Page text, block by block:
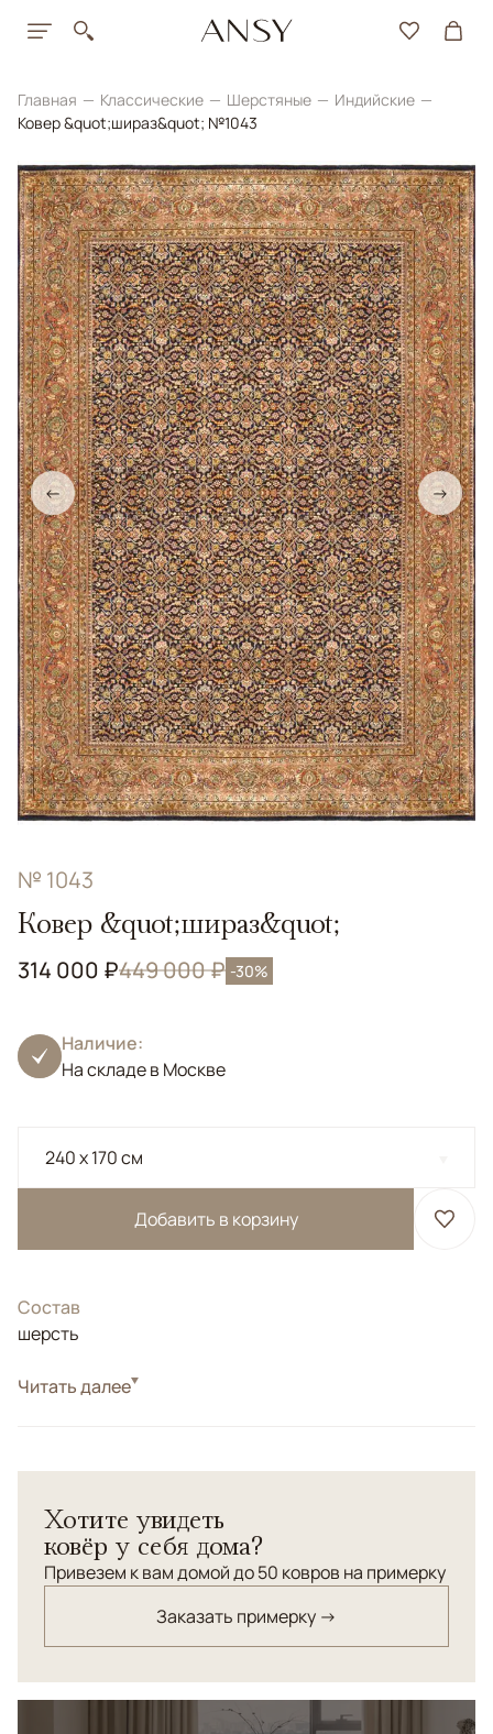
Главная Классические Шерстяные
Индийские
Ковер &quot;шираз&quot; №1043
← →
№ 1043
Ковер &quot;шираз&quot;
314 000 ₽449 000 ₽ -30%
Наличие:
На складе в Москве
240 x 170 см
Добавить в корзину
Состав
шерсть
СтильКлассические
данного типа ковров.</br> Шерсть высшей категории.
Читать далее
Хотите увидеть
ковёр у себя дома?
Привезем к вам домой до 50 ковров на примерку
Заказать примерку →